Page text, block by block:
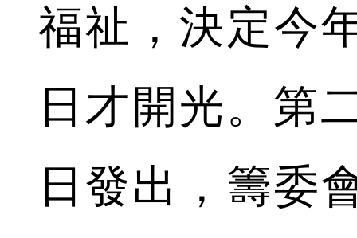
福祉，決定今
日才開光。第
日發出，籌委